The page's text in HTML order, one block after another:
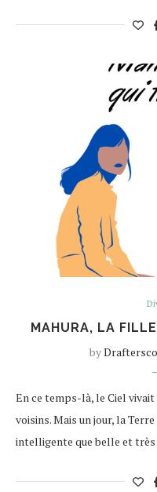
MAHURA, LA
by
En ce temps-là, le Ciel
voisins. Mais un jour, la
intelligente que belle et